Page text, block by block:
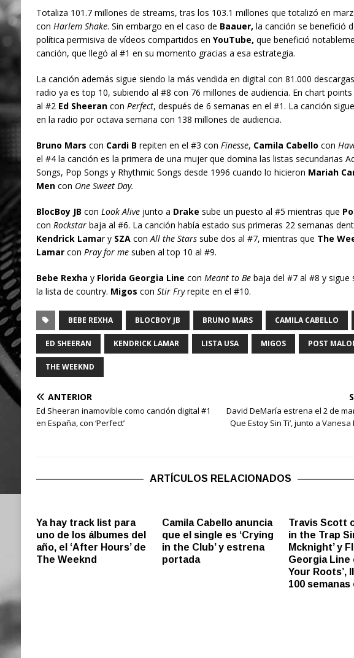
Totaliza 101.7 millones de streams, tras los 103.1 millones que totalizó en
con Harlem Shake. Sin embargo en el caso de Baauer, la canción se benefició
política permisiva de vídeos compartidos en YouTube, que benefició
canción, que llegó al #1 en su momento gracias a esa estrategia.
La canción además sigue siendo la más vendida en digital con 81.000
radio ya es top 10, subiendo al #8 con 76 millones de audiencia. En chart points
al #2 Ed Sheerancon Perfect, después de 6 semanas en el #1. La canción
en la radio por octava semana con 138 millones de audiencia.
Bruno Mars con Cardi B repiten en el #3 con Finesse, Camila Cabello con
el #4 la canción es la primera de una mujer que domina las listas secundarias
Songs, Pop Songs y Rhythmic Songs desde 1996 cuando lo hicieron Mariah
Mencon One Sweet Day.
BlocBoy JB con Look Alivejunto a Drake sube un puesto al #5 mientras que
con Rockstarbaja al #6. La canción había estado sus primeras 22 semanas
Kendrick Lamar ySZAconAll the Starssube dos al #7, mientras que The
Lamarcon Pray for mesuben al top 10 al #9.
Bebe Rexha y Florida Georgia Line con Meant to Bebaja del #7 al #8 y sigue
la lista de country. Migos con Stir Fryrepite en el #10.
BEBE REXHA BLOCBOY JB BRUNO MARS CAMILA CABELLO
ED SHEERAN KENDRICK LAMAR LISTA USA MIGOS POST
THE WEEKND
ANTERIOR
Ed Sheeran inamovible como canción digital #1
en España, con ‘Perfect’
David DeMaría estrena el 2 de
Que Estoy Sin Ti’, junto a
ARTÍCULOS RELACIONADOS
Ya hay track list para
uno de los álbumes del
año, el ‘After Hours’ de
The Weeknd
Camila Cabello anuncia
que el single es ‘Crying
in the Club’ y estrena
portada
Travis Scott
in the Trap
Mcknight’ y
Georgia Line
Your Roots’,
100 semanas